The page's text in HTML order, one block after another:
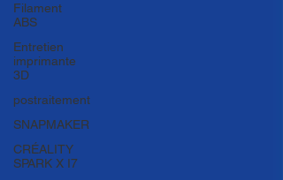
Filament
ABS
Entretien
imprimante
3D
postraitement
SNAPMAKER
CRÉALITY
SPARK X I7